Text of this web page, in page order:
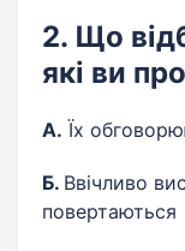
2. Що
які ви
А. Їх
Б. Ввічливо
повертаються